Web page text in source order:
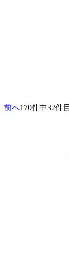
前へ170件中32件目